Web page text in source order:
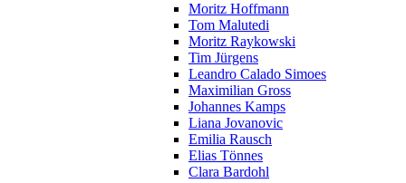
Moritz Hoffmann
Tom Malutedi
Moritz Raykowski
Tim Jürgens
Leandro Calado Simoes
Maximilian Gross
Johannes Kamps
Liana Jovanovic
Emilia Rausch
Elias Tönnes
Clara Bardohl